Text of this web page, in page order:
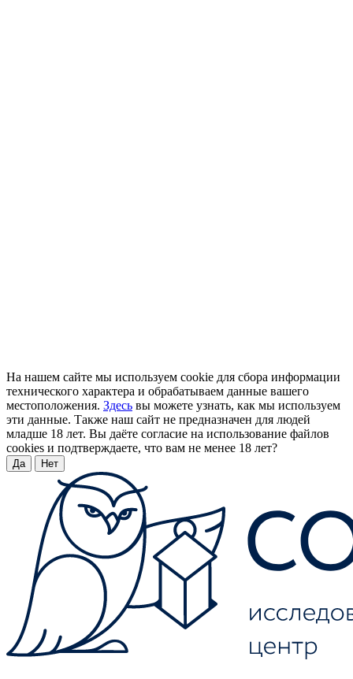
На нашем сайте мы используем cookie для сбора информации
технического характера и обрабатываем данные вашего
местоположения. Здесь вы можете узнать, как мы используем
эти данные. Также наш сайт не предназначен для людей
младше 18 лет. Вы даёте согласие на использование файлов
cookies и подтверждаете, что вам не менее 18 лет?
Да Нет